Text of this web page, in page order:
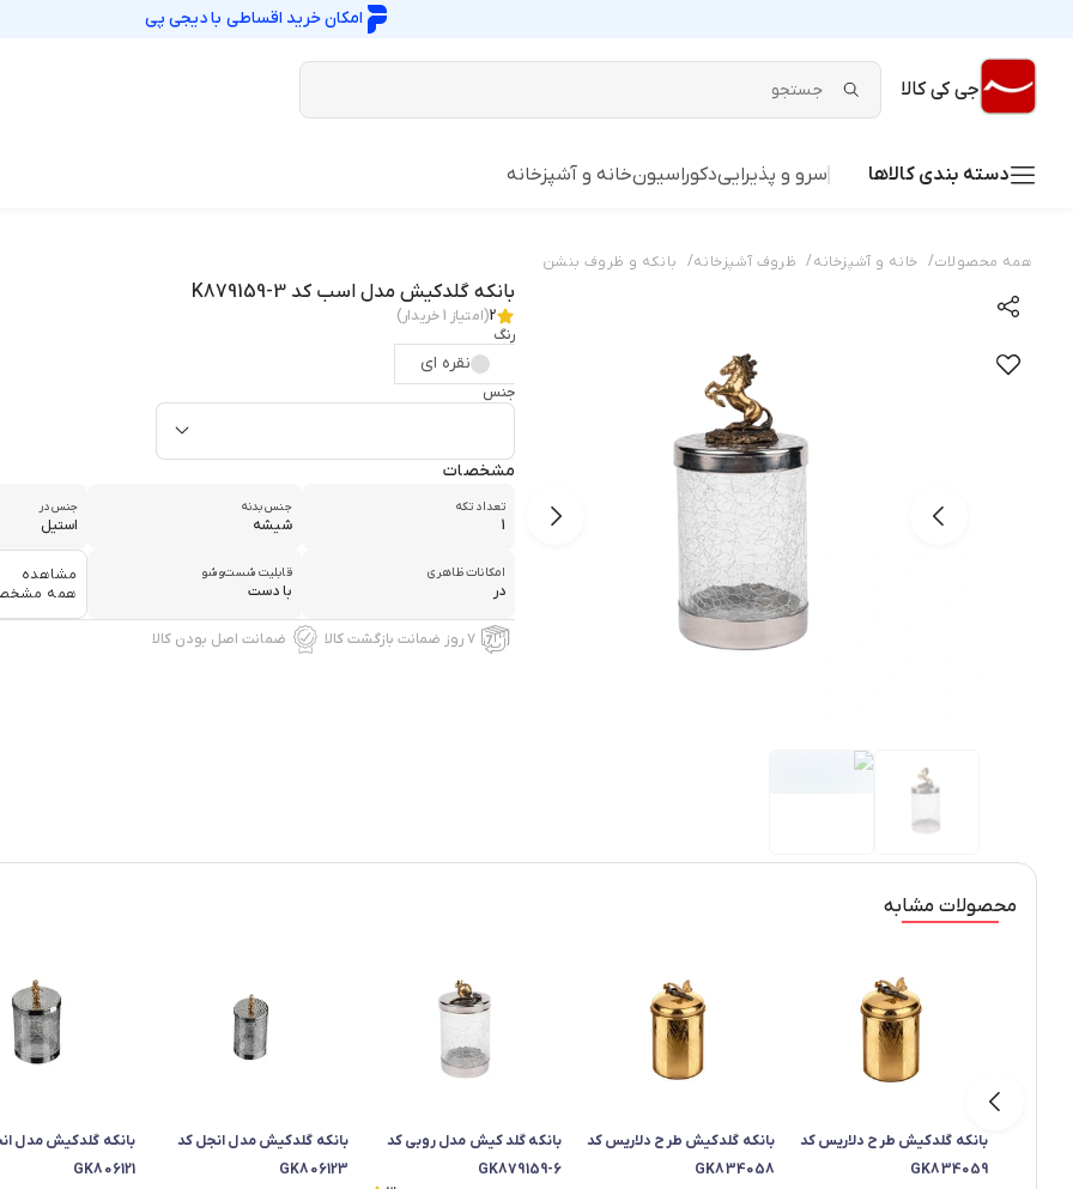
امکان خرید اقساطی بادیجی پی
جی کی کالا
دسته بندی کالاها سرو و پذیراییدکوراسیونخانه و آشپزخانه
همه محصولات/ خانه و آشپزخانه/ ظروف آشپزخانه/ بانکه و ظروف بنشن
بانکه گلدکیش مدل اسب کد K879159-3
2(امتیاز 1خریدار)
رنگ
نقره ای
جنس
مشخصات
تعداد تکه
1
جنس بدنه
شیشه
جنس در
استیل
امکانات ظاهری
در
قابلیت شست‌وشو
با دست
مشاهده
همه
۷ روز ضمانت بازگشت کالا ضمانت اصل بودن کالا
محصولات مشابه
بانکه گلدکیش طرح دلاریس کد
GK834059
بانکه گلدکیش طرح دلاریس کد
GK834058
بانکه گلد کیش مدل روبی کد
GK879159-6
بانکه گلدکیش مدل انجل کد
GK806123
بانکه گلدکیش مدل
GK806121